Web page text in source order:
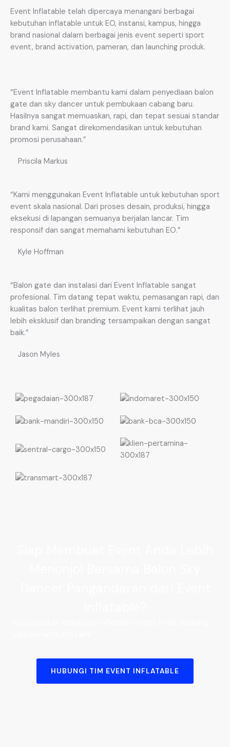
Event Inflatable telah dipercaya menangani berbagai
kebutuhan inflatable untuk EO, instansi, kampus, hingga
brand nasional dalam berbagai jenis event seperti sport
event, brand activation, pameran, dan launching produk.
“Event Inflatable membantu kami dalam penyediaan balon
gate dan sky dancer untuk pembukaan cabang baru.
Hasilnya sangat memuaskan, rapi, dan tepat sesuai standar
brand kami. Sangat direkomendasikan untuk kebutuhan
promosi perusahaan.”
Priscila Markus
“Kami menggunakan Event Inflatable untuk kebutuhan sport
event skala nasional. Dari proses desain, produksi, hingga
eksekusi di lapangan semuanya berjalan lancar. Tim
responsif dan sangat memahami kebutuhan EO.”
Kyle Hoffman
“Balon gate dan instalasi dari Event Inflatable sangat
profesional. Tim datang tepat waktu, pemasangan rapi, dan
kualitas balon terlihat premium. Event kami terlihat jauh
lebih eksklusif dan branding tersampaikan dengan sangat
baik.”
Jason Myles
HUBUNGI TIM EVENT INFLATABLE